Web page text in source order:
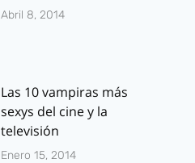
Abril 8, 2014
Las 10 vampiras más
sexys del cine y la
televisión
Enero 15, 2014